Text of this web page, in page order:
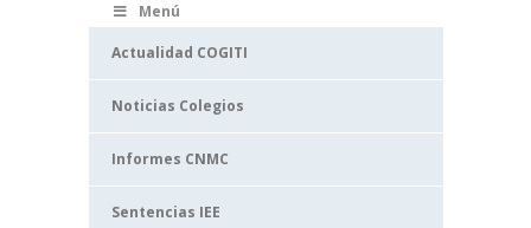
Menú
Actualidad COGITI
Noticias Colegios
Informes CNMC
Sentencias IEE